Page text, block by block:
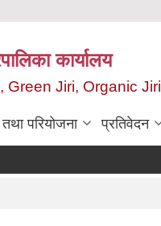
कार्यालय
Green Jiri, Organic Jiri
परियोजना प्रतिवेदन